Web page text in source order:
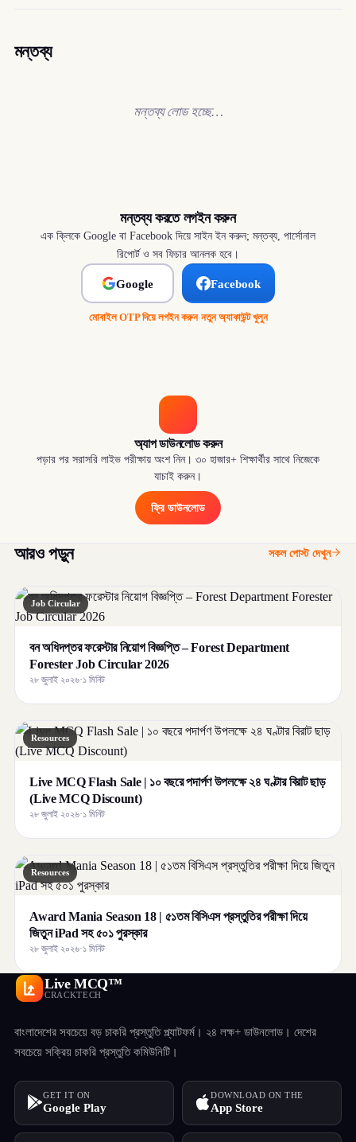
মন্তব্য
মন্তব্য লোড হচ্ছে…
মন্তব্য করতে লগইন করুন
এক ক্লিকে Google বা Facebook দিয়ে সাইন ইন করুন; মন্তব্য, পার্সোনাল
রিপোর্ট ও সব ফিচার আনলক হবে।
Google Facebook
মোবাইল OTP দিয়ে লগইন করুন·নতুন অ্যাকাউন্ট খুলুন
অ্যাপ ডাউনলোড করুন
পড়ার পর সরাসরি লাইভ পরীক্ষায় অংশ নিন। ৩০ হাজার+ শিক্ষার্থীর সাথে নিজেকে
যাচাই করুন।
ফ্রি ডাউনলোড
আরও পড়ুন সকল পোস্ট দেখুন
Job Circular
বন অধিদপ্তর ফরেস্টার নিয়োগ বিজ্ঞপ্তি – Forest Department
Forester Job Circular 2026
২৮ জুলাই ২০২৬·১ মিনিট
Resources
Live MCQ Flash Sale | ১০ বছরে পদার্পণ উপলক্ষে ২৪ ঘণ্টার বিরাট ছাড়
(Live MCQ Discount)
২৮ জুলাই ২০২৬·১ মিনিট
Resources
Award Mania Season 18 | ৫১তম বিসিএস প্রস্তুতির পরীক্ষা দিয়ে
জিতুন iPad সহ ৫০১ পুরস্কার
২৮ জুলাই ২০২৬·১ মিনিট
Live MCQ™
CRACKTECH
বাংলাদেশের সবচেয়ে বড় চাকরি প্রস্তুতি প্ল্যাটফর্ম। ২৪ লক্ষ+ ডাউনলোড। দেশের
সবচেয়ে সক্রিয় চাকরি প্রস্তুতি কমিউনিটি।
GET IT ON
Google Play
DOWNLOAD ON THE
App Store